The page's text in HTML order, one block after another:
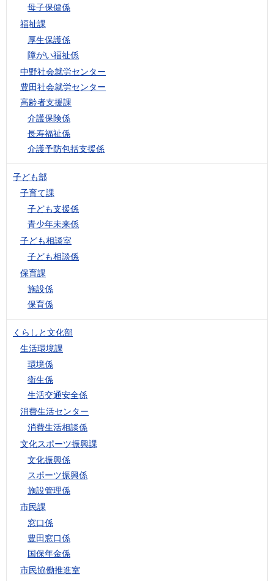
母子保健係
福祉課
厚生保護係
障がい福祉係
中野社会就労センター
豊田社会就労センター
高齢者支援課
介護保険係
長寿福祉係
介護予防包括支援係
子ども部
子育て課
子ども支援係
青少年未来係
子ども相談室
子ども相談係
保育課
施設係
保育係
くらしと文化部
生活環境課
環境係
衛生係
生活交通安全係
消費生活センター
消費生活相談係
文化スポーツ振興課
文化振興係
スポーツ振興係
施設管理係
市民課
窓口係
豊田窓口係
国保年金係
市民協働推進室